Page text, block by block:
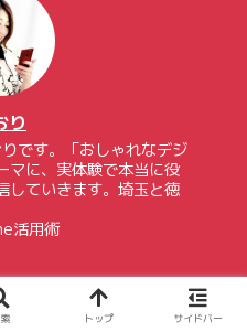
り
です。「おしゃれなデジ
マに、実体験で本当に役
していきます。埼玉と徳
活用術
トップ サイドバー